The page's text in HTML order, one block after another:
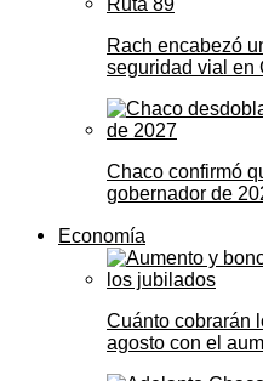
Rach encabezó
seguridad vial en
Chaco confirmó
gobernador de
Economía
Cuánto cobrarán
agosto con el